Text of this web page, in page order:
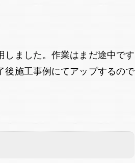
しました。作業はまだ途中です
後施工事例にてアップするので